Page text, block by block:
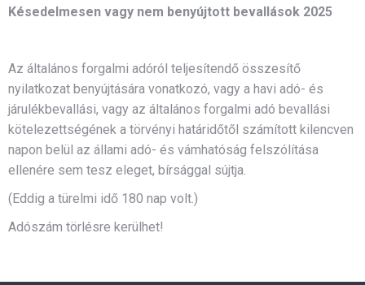
Késedelmesen vagy nem benyújtott bevallások 2025
Az általános forgalmi adóról teljesítendő összesítő
nyilatkozat benyújtására vonatkozó, vagy a havi adó- és
járulékbevallási, vagy az általános forgalmi adó bevallási
kötelezettségének a törvényi határidőtől számított kilencven
napon belül az állami adó- és vámhatóság felszólítása
ellenére sem tesz eleget, bírsággal sújtja.
(Eddig a türelmi idő 180 nap volt.)
Adószám törlésre kerülhet!